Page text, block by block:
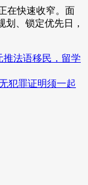
在快速收窄。面
、锁定优先日，
推法语移民，留学
犯罪证明须一起